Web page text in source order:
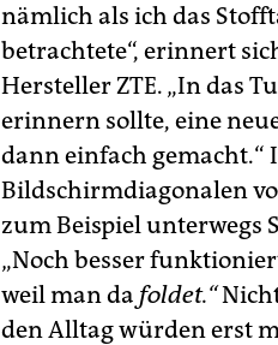
nämlich als ich das
betrachtete“, erinnert
Hersteller ZTE. „In das
erinnern sollte, eine
dann einfach gemacht.“
Bildschirmdiagonalen
zum Beispiel unterwegs
„Noch besser
weil man da foldet.“
den Alltag würden erst